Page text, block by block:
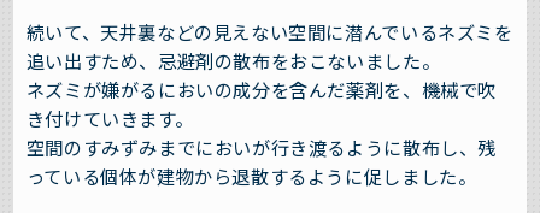
続いて、天井裏などの見えない空間に潜んでいるネズミを
追い出すため、忌避剤の散布をおこないました。
ネズミが嫌がるにおいの成分を含んだ薬剤を、機械で吹
き付けていきます。
空間のすみずみまでにおいが行き渡るように散布し、残
っている個体が建物から退散するように促しました。